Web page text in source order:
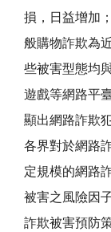
損，日益增加
般購物詐欺為
些被害型態均
遊戲等網路平
顯出網路詐欺
各界對於網路
定規模的網路
被害之風險因
詐欺被害預防